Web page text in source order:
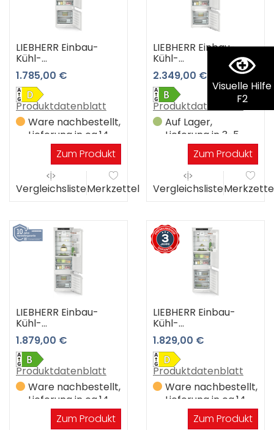
Visuelle Hilfe
F2
LIEBHERR Einbau-
Kühl-
Gefrierkombination
ICBSd 5122-22 3 Jahre
Premiumshop
Garantie
1.785,00 €
Produktdatenblatt
Ware nachbestellt,
Lieferung in ca.14
Werktagen
Zum Produkt
VergleichslisteMerkzettel
LIEBHERR Einbau-
Kühl-
Gefrierkombination
ICBbi 5152-22 3 Jahre
Premiumshop
Garantie
2.349,00 €
Produktdatenblatt
Auf Lager,
Lieferung in 3-5
Werktagen
Zum Produkt
Vergleichsliste
LIEBHERR Einbau-
Kühl-
Gefrierkombination
ICBbi 5122-22 3 Jahre
Premiumshop
Garantie
1.879,00 €
Produktdatenblatt
Ware nachbestellt,
Lieferung in ca.14
Werktagen
Zum Produkt
LIEBHERR Einbau-
Kühl-
Gefrierkombination
ICBNSd 5123-22 3
Jahre Premiumshop
Garantie
1.829,00 €
Produktdatenblatt
Ware nachbestellt,
Lieferung in ca.14
Werktagen
Zum Produkt